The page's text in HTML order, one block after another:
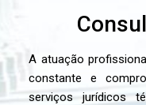
A atuação
constante e
serviços jurídicos